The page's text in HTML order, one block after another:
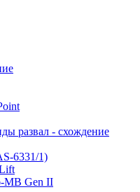
развал - схождение
6331/1)
MB Gen II